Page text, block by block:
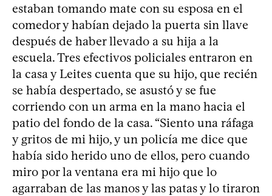
estaban tomando mate con su esposa en el
comedor y habían dejado la puerta sin llave
después de haber llevado a su hija a la
escuela. Tres efectivos policiales entraron en
la casa y Leites cuenta que su hijo, que recién
se había despertado, se asustó y se fue
corriendo con un arma en la mano hacia el
patio del fondo de la casa. “Siento una ráfaga
y gritos de mi hijo, y un policía me dice que
había sido herido uno de ellos, pero cuando
miro por la ventana era mi hijo que lo
agarraban de las manos y las patas y lo tiraron